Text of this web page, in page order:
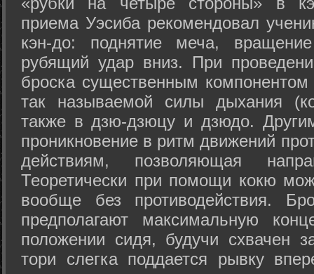
приема Уэсиба рекомендовал
кэн-до: поднятие меча,
рубящий удар вниз. При
броска существенным компонентом
так называемой силы дыхания
также в дзю-дзюцу и дзюдо.
проникновение в ритм движений
действиям, позволяющая
Теоретически при помощи кокю
вообще без противодействия.
предполагают максимальную
положении сидя, будучи схвачен
тори слегка поддается рывку